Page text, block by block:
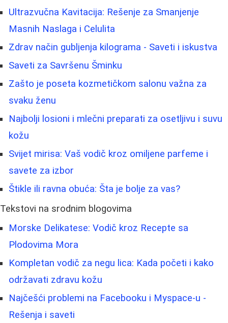
Ultrazvučna Kavitacija: Rešenje za Smanjenje
Masnih Naslaga i Celulita
Zdrav način gubljenja kilograma - Saveti i iskustva
Saveti za Savršenu Šminku
Zašto je poseta kozmetičkom salonu važna za
svaku ženu
Najbolji losioni i mlečni preparati za osetljivu i suvu
kožu
Svijet mirisa: Vaš vodič kroz omiljene parfeme i
savete za izbor
Štikle ili ravna obuća: Šta je bolje za vas?
Tekstovi na srodnim blogovima
Morske Delikatese: Vodič kroz Recepte sa
Plodovima Mora
Kompletan vodič za negu lica: Kada početi i kako
održavati zdravu kožu
Najčešći problemi na Facebooku i Myspace-u -
Rešenja i saveti